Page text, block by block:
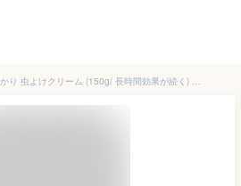
Mamafy (ママフィ) しっかり 虫よけクリーム (150g/ 長時間効果が続く) 虫除け (べたつかない 塗りやすい せっけんで落とせる) アウトドア トコジラミ (無添加/肌に優しい)